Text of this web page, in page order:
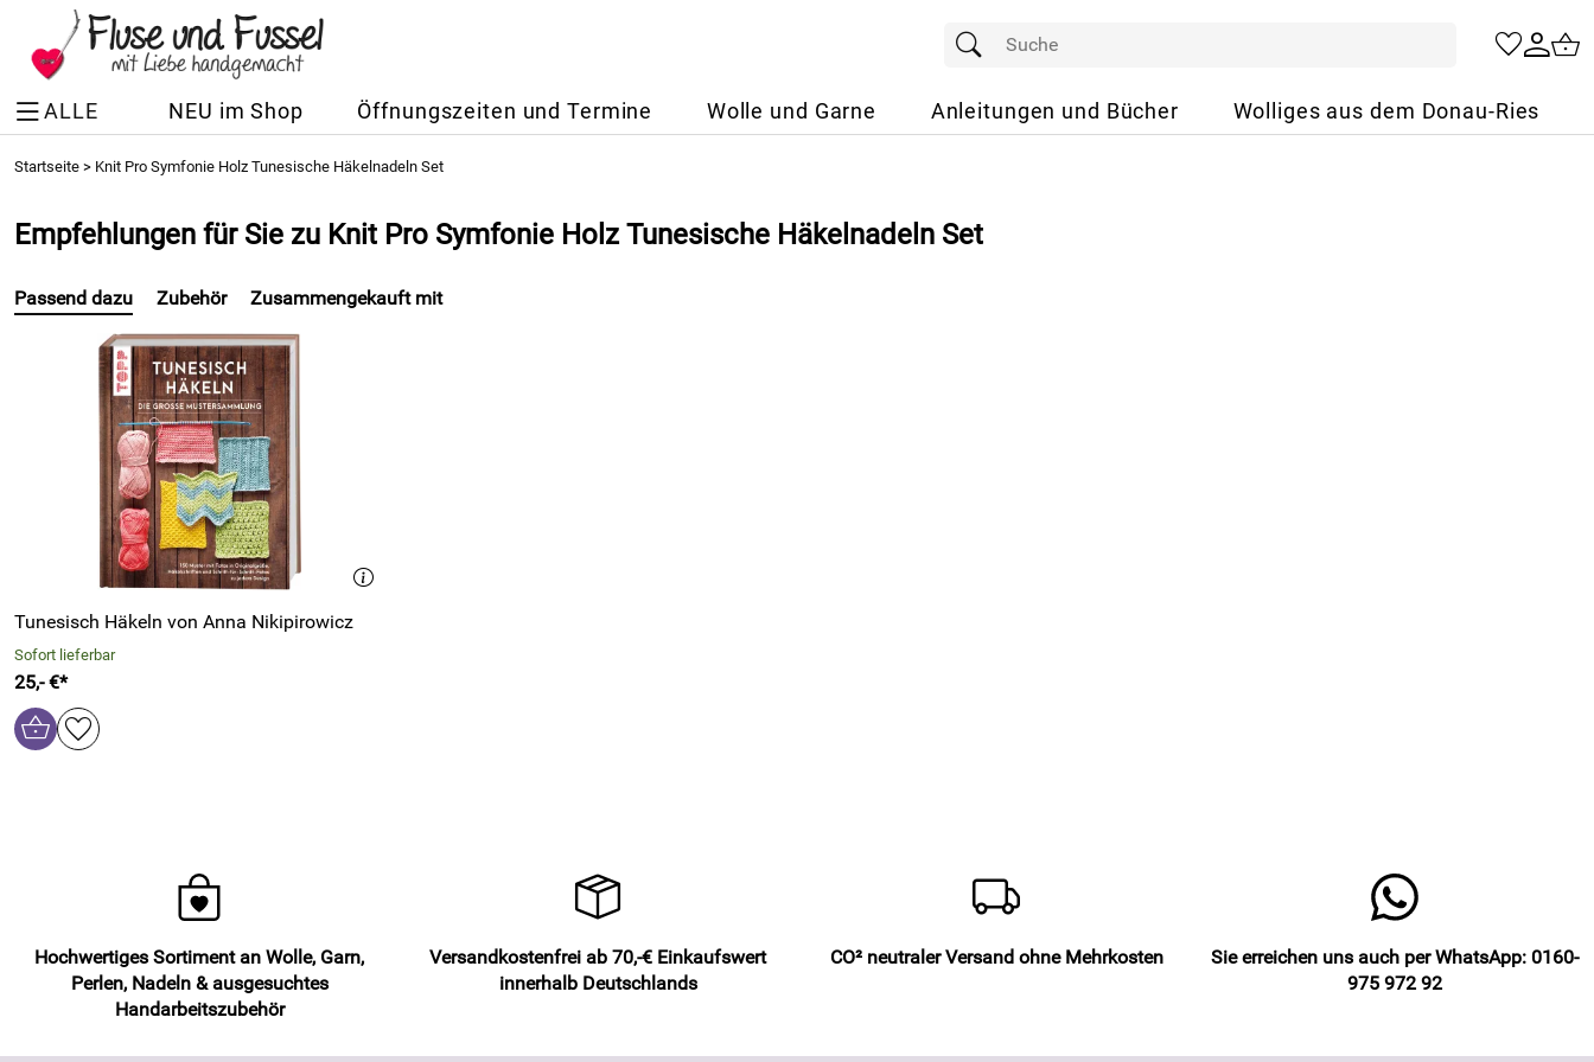
ALLE NEU im Shop Öffnungszeiten und Termine Wolle und Garne Anleitungen und Bücher Wolliges aus dem Donau-Ries
Startseite > Knit Pro Symfonie Holz Tunesische Häkelnadeln Set
Empfehlungen für Sie zu Knit Pro Symfonie Holz Tunesische Häkelnadeln Set
Passend dazu
Tunesisch Häkeln von Anna Nikipirowicz
Sofort lieferbar
25,- €*
Zubehör Zusammengekauft mit
Hochwertiges Sortiment an Wolle, Garn,
Perlen, Nadeln & ausgesuchtes
Handarbeitszubehör
Versandkostenfrei ab 70,-€ Einkaufswert
innerhalb Deutschlands
CO² neutraler Versand ohne Mehrkosten
Sie erreichen uns auch per WhatsApp: 0160-
975 972 92